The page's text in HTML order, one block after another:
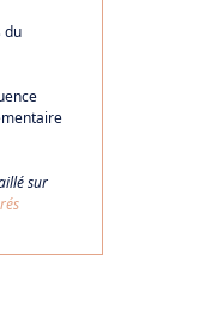
du
sur